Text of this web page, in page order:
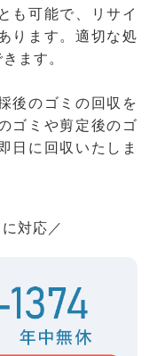
も可能で、リサイ
ります。適切な処
ます。
後のゴミの回収を
ゴミや剪定後のゴ
日に回収いたしま
対応／